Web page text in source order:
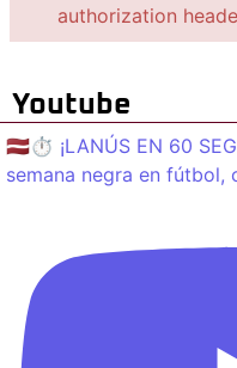
authorization
Youtube
🇱🇻⏱️ ¡LANÚS EN 60
semana negra en fútbol,